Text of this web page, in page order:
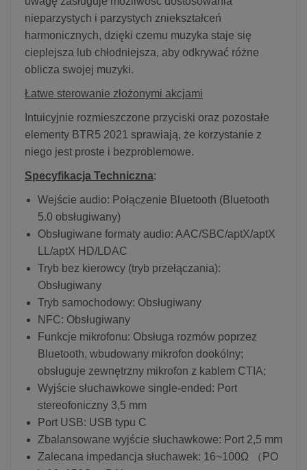
nieparzystych i parzystych zniekształceń
harmonicznych, dzięki czemu muzyka staje się
cieplejsza lub chłodniejsza, aby odkrywać różne
oblicza swojej muzyki.
Łatwe sterowanie złożonymi akcjami
Intuicyjnie rozmieszczone przyciski oraz pozostałe
elementy BTR5 2021 sprawiają, że korzystanie z
niego jest proste i bezproblemowe.
Specyfikacja Techniczna:
Wejście audio: Połączenie Bluetooth (Bluetooth
5.0 obsługiwany)
Obsługiwane formaty audio: AAC/SBC/aptX/aptX
LL/aptX HD/LDAC
Tryb bez kierowcy (tryb przełączania):
Obsługiwany
Tryb samochodowy: Obsługiwany
NFC: Obsługiwany
Funkcje mikrofonu: Obsługa rozmów poprzez
Bluetooth, wbudowany mikrofon dookólny;
obsługuje zewnętrzny mikrofon z kablem CTIA;
Wyjście słuchawkowe single-ended: Port
stereofoniczny 3,5 mm
Port USB: USB typu C
Zbalansowane wyjście słuchawkowe: Port 2,5 mm
Zalecana impedancja słuchawek: 16~100Ω （PO